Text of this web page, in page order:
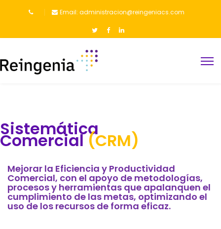
Email: administracion@reingeniacs.com
Sistemática
Comercial (CRM)
Mejorar la Eficiencia y Productividad
Comercial, con el apoyo de metodologías,
procesos y herramientas que apalanquen el
cumplimiento de las metas, optimizando el
uso de los recursos de forma eficaz.